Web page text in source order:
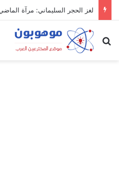
لغز الحجر السليماني: مرآة
بحث عن